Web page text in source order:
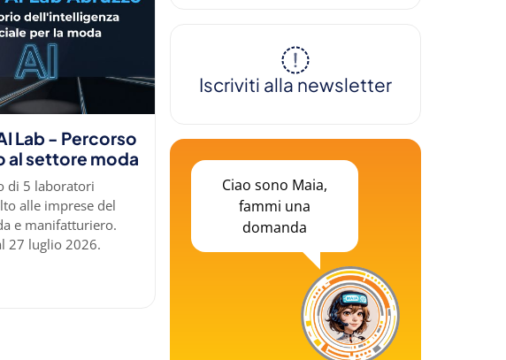
Lab - Percorso
al settore moda
di 5 laboratori
alle imprese del
e manifatturiero.
27 luglio 2026.
Iscriviti alla newsletter
Ciao sono Maia,
fammi una
domanda